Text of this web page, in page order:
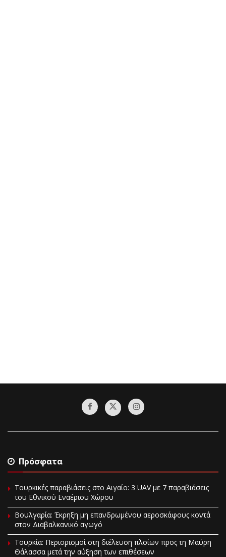
Πρόσφατα
Τουρκικές παραβιάσεις στο Αιγαίο: 3 UAV με 7 παραβιάσεις
του Εθνικού Εναέριου Χώρου
Βουλγαρία: Έκρηξη μη επανδρωμένου αεροσκάφους κοντά
στον Διαβαλκανικό αγωγό
Τουρκία: Περιορισμοί στη διέλευση πλοίων προς τη Μαύρη
Θάλασσα μετά την αύξηση των επιθέσεων